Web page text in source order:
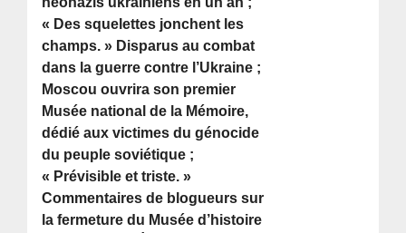
« Des squelettes jonchent les
champs. » Disparus au combat
dans la guerre contre l’Ukraine ;
Moscou ouvrira son premier
Musée national de la Mémoire,
dédié aux victimes du génocide
du peuple soviétique ;
« Prévisible et triste. »
Commentaires de blogueurs sur
la fermeture du Musée d’histoire